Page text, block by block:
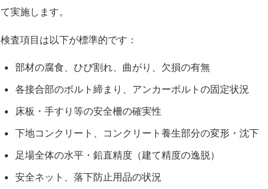
て実施します。
検査項目は以下が標準的です：
部材の腐食、ひび割れ、曲がり、欠損の有無
各接合部のボルト締まり、 アンカーボルト の固定状況
床板・手すり等の安全柵の確実性
下地コンクリート、 コンクリート養生部分の変形・沈下
足場全体の水平・鉛直精度（建て精度の逸脱）
安全ネット、落下防止用品の状況